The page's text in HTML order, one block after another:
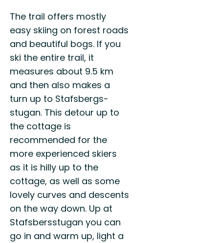
The trail offers mostly
easy skiing on forest roads
and beautiful bogs. If you
ski the entire trail, it
measures about 9.5 km
and then also makes a
turn up to Stafsbergs-
stugan. This detour up to
the cottage is
recommended for the
more experienced skiers
as it is hilly up to the
cottage, as well as some
lovely curves and descents
on the way down. Up at
Stafsbersstugan you can
go in and warm up, light a